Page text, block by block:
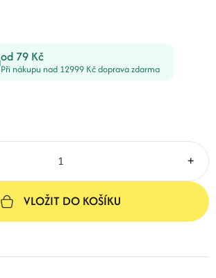
od 79 Kč
Při nákupu nad 12999 Kč doprava zdarma
+
VLOŽIT DO KOŠÍKU